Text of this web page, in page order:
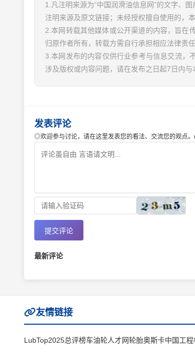
1.凡注明来源为“中国润滑油信息网”的文字、
注明来源及原文链接；未经授权擅自使用的，
2.本网转载其他媒体或公开渠道的内容，旨在
归原作者所有，转载方需自行承担相应法律责任
3.本网发布的内容仅供行业参考与信息交流，
涉及版权或内容问题，请在发布之日起7日内与
发表评论
◎欢迎参与讨论，请在这里发表您的看法、交流您的观点
提交评论
最新评论
友情链接
LubTop2025总评榜车油轮人才网轮胎奥斯卡中国工